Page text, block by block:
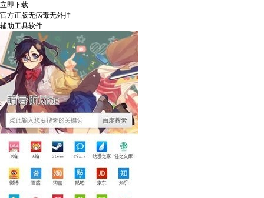
立即下载
官方正版无病毒无外挂
辅助工具软件